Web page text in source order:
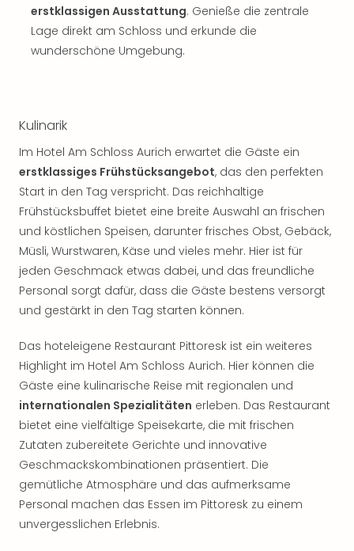
erstklassigen Ausstattung. Genieße die zentrale
Lage direkt am Schloss und erkunde die
wunderschöne Umgebung.
Kulinarik
Im Hotel Am Schloss Aurich erwartet die Gäste ein
erstklassiges Frühstücksangebot, das den perfekten
Start in den Tag verspricht. Das reichhaltige
Frühstücksbuffet bietet eine breite Auswahl an frischen
und köstlichen Speisen, darunter frisches Obst, Gebäck,
Müsli, Wurstwaren, Käse und vieles mehr. Hier ist für
jeden Geschmack etwas dabei, und das freundliche
Personal sorgt dafür, dass die Gäste bestens versorgt
und gestärkt in den Tag starten können.
Das hoteleigene Restaurant Pittoresk ist ein weiteres
Highlight im Hotel Am Schloss Aurich. Hier können die
Gäste eine kulinarische Reise mit regionalen und
internationalen Spezialitäten erleben. Das Restaurant
bietet eine vielfältige Speisekarte, die mit frischen
Zutaten zubereitete Gerichte und innovative
Geschmackskombinationen präsentiert. Die
gemütliche Atmosphäre und das aufmerksame
Personal machen das Essen im Pittoresk zu einem
unvergesslichen Erlebnis.